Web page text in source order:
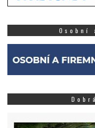
Osobní